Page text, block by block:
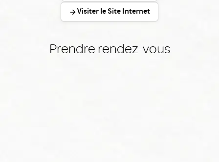
Visiter le Site Internet
Prendre rendez-vous